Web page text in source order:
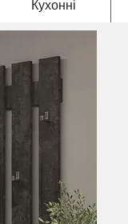
Кухонні